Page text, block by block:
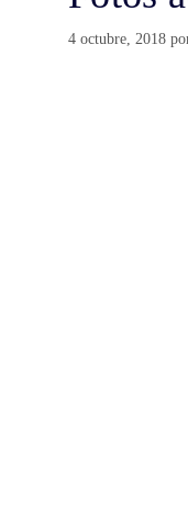
4 octubre, 2018